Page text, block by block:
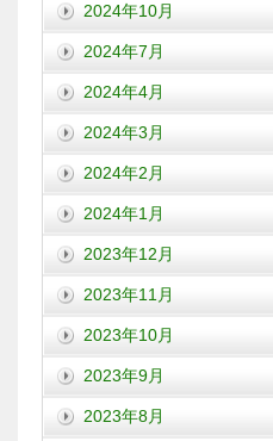
2024年10月
2024年7月
2024年4月
2024年3月
2024年2月
2024年1月
2023年12月
2023年11月
2023年10月
2023年9月
2023年8月